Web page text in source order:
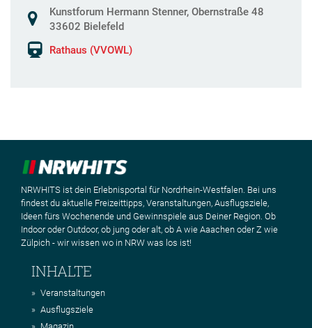
Kunstforum Hermann Stenner, Obernstraße 48
33602 Bielefeld
Rathaus (VVOWL)
NRWHITS ist dein Erlebnisportal für Nordrhein-Westfalen. Bei uns
findest du aktuelle Freizeittipps, Veranstaltungen, Ausflugsziele,
Ideen fürs Wochenende und Gewinnspiele aus Deiner Region. Ob
Indoor oder Outdoor, ob jung oder alt, ob A wie Aaachen oder Z wie
Zülpich - wir wissen wo in NRW was los ist!
INHALTE
Veranstaltungen
Ausflugsziele
Magazin